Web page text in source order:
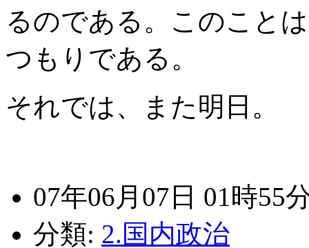
るのである。このこと
つもりである。
それでは、また明日。
07年06月07日 01時55
分類: 2.国内政治